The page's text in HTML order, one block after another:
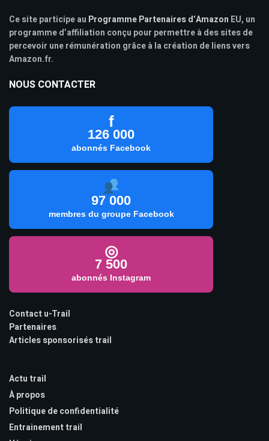
Ce site participe au Programme Partenaires d’Amazon EU, un
programme d’affiliation conçu pour permettre à des sites de
percevoir une rémunération grâce à la création de liens vers
Amazon.fr.
NOUS CONTACTER
f
126 000
abonnés Facebook
97 000
membres du groupe Facebook
◎
7 500
abonnés Instagram
Contact u-Trail
Partenaires
Articles sponsorisés trail
Actu trail
À propos
Politique de confidentialité
Entrainement trail